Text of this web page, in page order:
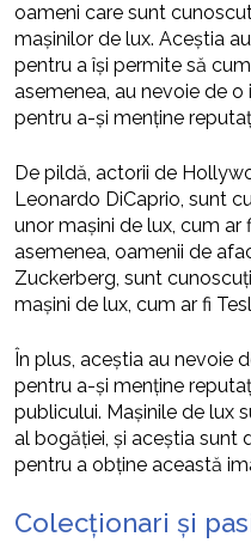
oameni care sunt
mașinilor de lux. Aceștia
pentru a își permite să
asemenea, au nevoie de
pentru a-și menține
De pildă, actorii de
Leonardo DiCaprio, sunt
unor mașini de lux, cum ar
asemenea, oamenii de
Zuckerberg, sunt
mașini de lux, cum ar fi
În plus, aceștia au nevoie
pentru a-și menține
publicului. Mașinile de lux
al bogăției, și aceștia sunt
pentru a obține această
Colecționari și